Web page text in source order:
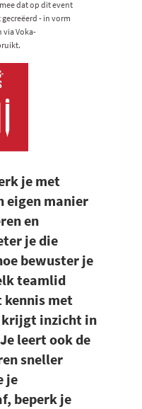
je met
eigen manier
en
je die
bewuster je
teamlid
kennis met
krijgt inzicht in
leert ook de
sneller
je
beperk je
dat op dit event
- in vorm
Voka-